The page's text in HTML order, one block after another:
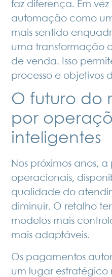
faz diferença. Em
automação como
mais sentido
uma transformação
de venda. Isso
processo e objetivos
O futuro do
por
inteligentes
Nos próximos anos, a
operacionais,
qualidade do
diminuir. O retalho
modelos mais
mais adaptáveis.
Os pagamentos
um lugar estratégico